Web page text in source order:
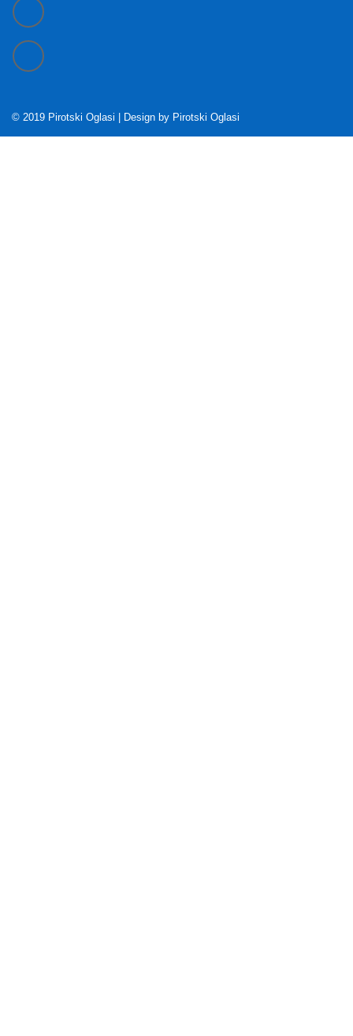
© 2019 Pirotski Oglasi | Design by Pirotski Oglasi